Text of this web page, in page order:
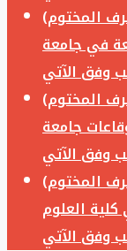
المختوم)
في جامعة
المختوم)
جامعة
المختوم)
العلوم